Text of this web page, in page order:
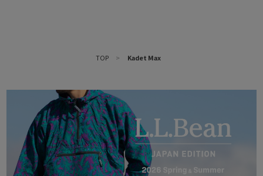
TOP > Kadet Max